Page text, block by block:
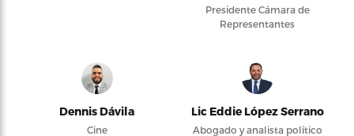
Presidente Cámara de
Representantes
Dennis Dávila
Cine
Lic Eddie López Serrano
Abogado y analista político